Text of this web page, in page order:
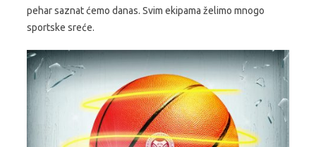
pehar saznat ćemo danas. Svim ekipama želimo mnogo
sportske sreće.